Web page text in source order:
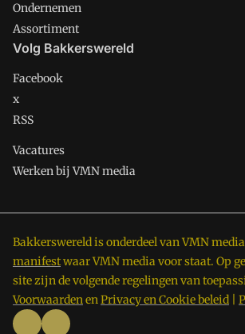
Ondernemen
Assortiment
Volg Bakkerswereld
Facebook
x
RSS
Vacatures
Werken bij VMN media
Bakkerswereld is onderdeel van VMN
manifestwaar VMN media voor staat. Op
site zijn de volgende regelingen van
VoorwaardenenPrivacy en Cookie beleid